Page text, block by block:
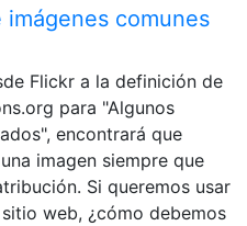
comunes
Flickr a la definición de
para "Algunos
encontrará que
imagen siempre que
Si queremos usar
web, ¿cómo debemos